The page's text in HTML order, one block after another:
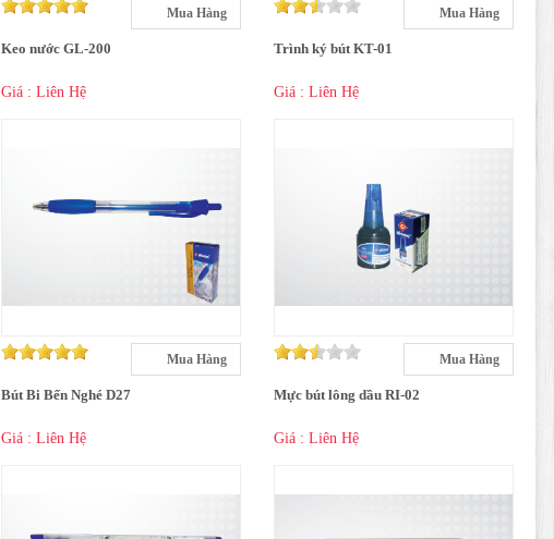
Mua Hàng
Keo nước GL-200
Giá : Liên Hệ
Mua Hàng
Trình ký bút KT-01
Giá : Liên Hệ
Mua Hàng
Bút Bi Bến Nghé D27
Giá : Liên Hệ
Mua Hàng
Mực bút lông dầu RI-02
Giá : Liên Hệ